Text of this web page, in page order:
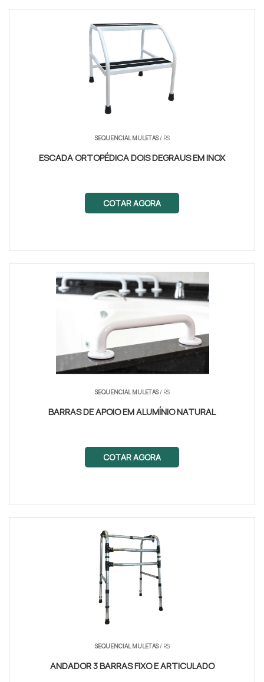
SEQUENCIAL MULETAS/ RS
ESCADA ORTOPÉDICA DOIS DEGRAUS EM INOX
COTAR AGORA
SEQUENCIAL MULETAS/ RS
BARRAS DE APOIO EM ALUMÍNIO NATURAL
COTAR AGORA
SEQUENCIAL MULETAS/ RS
ANDADOR 3 BARRAS FIXO E ARTICULADO